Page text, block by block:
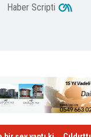
Haber Scripti